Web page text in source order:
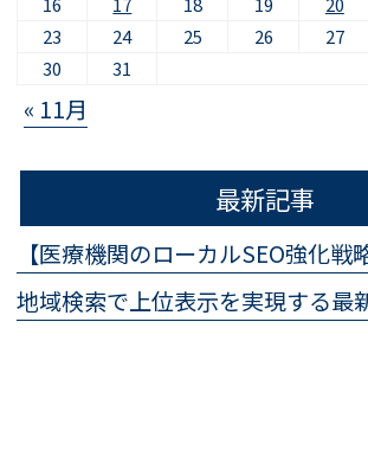
23
24 25 26 27
30
31
« 11月
最新記事
【医療機関のローカルSEO強化戦略
地域検索で上位表示を実現する最